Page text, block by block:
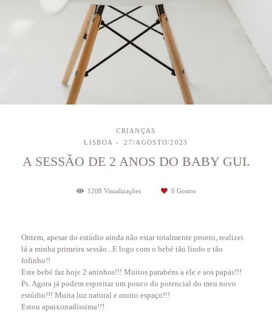
CRIANÇAS
LISBOA
27/AGOSTO/2023
A SESSÃO DE 2 ANOS DO BABY GUI.
1208 Visualizações 0 Gostos
Ontem, apesar do estúdio ainda não estar totalmente pronto, realizei
lá a minha primeira sessão...E logo com o bebé tão lindo e tão
fofinho!!
Este bebé faz hoje 2 aninhos!!! Muitos parabéns a ele e aos papás!!!
Ps. Agora já podem espreitar um pouco do potencial do meu novo
estúdio!!! Muita luz natural e muito espaço!!!
Estou apaixonadíssima!!!